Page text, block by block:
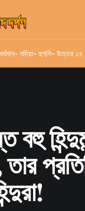
- নদিয়া- হুগলি- উত্তর ২৪
বহু